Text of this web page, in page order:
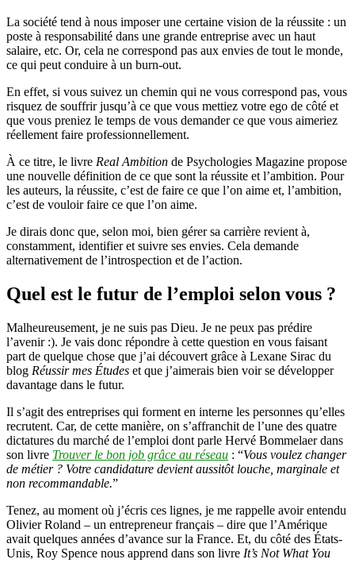
La société tend à nous imposer une certaine vision de la réussite : un
poste à responsabilité dans une grande entreprise avec un haut
salaire, etc. Or, cela ne correspond pas aux envies de tout le monde,
ce qui peut conduire à un burn-out.
En effet, si vous suivez un chemin qui ne vous correspond pas, vous
risquez de souffrir jusqu’à ce que vous mettiez votre ego de côté et
que vous preniez le temps de vous demander ce que vous aimeriez
réellement faire professionnellement.
À ce titre, le livre Real Ambition de Psychologies Magazine propose
une nouvelle définition de ce que sont la réussite et l’ambition. Pour
les auteurs, la réussite, c’est de faire ce que l’on aime et, l’ambition,
c’est de vouloir faire ce que l’on aime.
Je dirais donc que, selon moi, bien gérer sa carrière revient à,
constamment, identifier et suivre ses envies. Cela demande
alternativement de l’introspection et de l’action.
Quel est le futur de l’emploi selon vous ?
Malheureusement, je ne suis pas Dieu. Je ne peux pas prédire
l’avenir :). Je vais donc répondre à cette question en vous faisant
part de quelque chose que j’ai découvert grâce à Lexane Sirac du
blog Réussir mes Études et que j’aimerais bien voir se développer
davantage dans le futur.
Il s’agit des entreprises qui forment en interne les personnes qu’elles
recrutent. Car, de cette manière, on s’affranchit de l’une des quatre
dictatures du marché de l’emploi dont parle Hervé Bommelaer dans
son livre Trouver le bon job grâce au réseau : “Vous voulez changer
de métier ? Votre candidature devient aussitôt louche, marginale et
non recommandable.”
Tenez, au moment où j’écris ces lignes, je me rappelle avoir entendu
Olivier Roland – un entrepreneur français – dire que l’Amérique
avait quelques années d’avance sur la France. Et, du côté des États-
Unis, Roy Spence nous apprend dans son livre It’s Not What You